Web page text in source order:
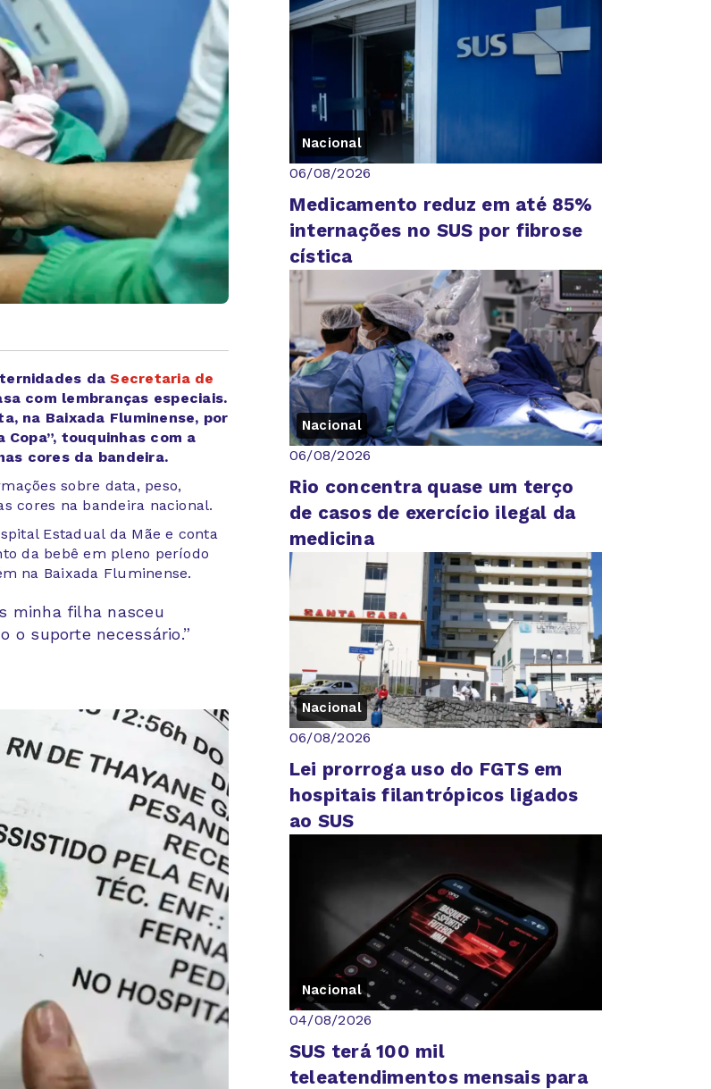
daSecretaria de
com lembranças especiais.
na Baixada Fluminense, por
touquinhas com a
cores da bandeira.
sobre data, peso,
cores na bandeira nacional.
Estadual da Mãe e conta
da bebê em pleno período
na Baixada Fluminense.
minha filha nasceu
o suporte necessário.”
Nacional
06/08/2026
Medicamento reduz em até 85%
internações no SUS por fibrose
cística
Nacional
06/08/2026
Rio concentra quase um terço
de casos de exercício ilegal da
medicina
Nacional
06/08/2026
Lei prorroga uso do FGTS em
hospitais filantrópicos ligados
ao SUS
Nacional
04/08/2026
SUS terá 100 mil
teleatendimentos mensais para